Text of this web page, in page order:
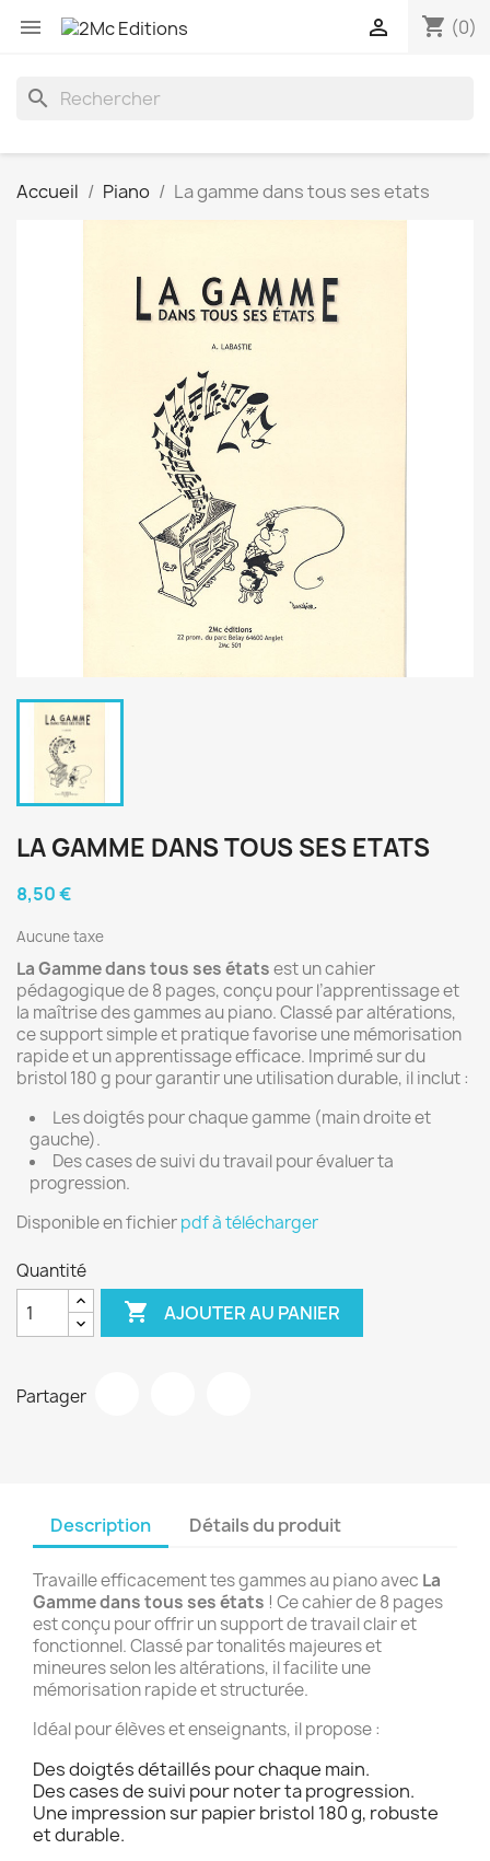
 shopping_cart (0)

search
Accueil Piano La gamme dans tous ses etats
LA GAMME DANS TOUS SES ETATS
8,50 €
Aucune taxe
La Gamme dans tous ses étatsest un cahier
pédagogique de 8 pages, conçu pour l’apprentissage et
la maîtrise des gammes au piano. Classé par altérations,
ce support simple et pratique favorise une mémorisation
rapide et un apprentissage efficace. Imprimé sur du
bristol 180 g pour garantir une utilisation durable, il inclut :
Les doigtés pour chaque gamme (main droite et
gauche).
Des cases de suivi du travail pour évaluer ta
progression.
Disponible en fichierpdf à télécharger
Quantité
 AJOUTER AU PANIER
Partager
Description Détails du produit
Travaille efficacement tes gammes au piano avec La
Gamme dans tous ses états ! Ce cahier de 8 pages
est conçu pour offrir un support de travail clair et
fonctionnel. Classé par tonalités majeures et
mineures selon les altérations, il facilite une
mémorisation rapide et structurée.
Idéal pour élèves et enseignants, il propose :
Des doigtés détaillés pour chaque main.
Des cases de suivi pour noter ta progression.
Une impression sur papier bristol 180 g, robuste
et durable.